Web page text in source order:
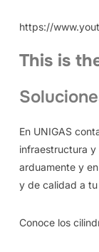
https://
This is
En UNIGAS
infraestructura
arduamente y
y de calidad a tu
Conoce los